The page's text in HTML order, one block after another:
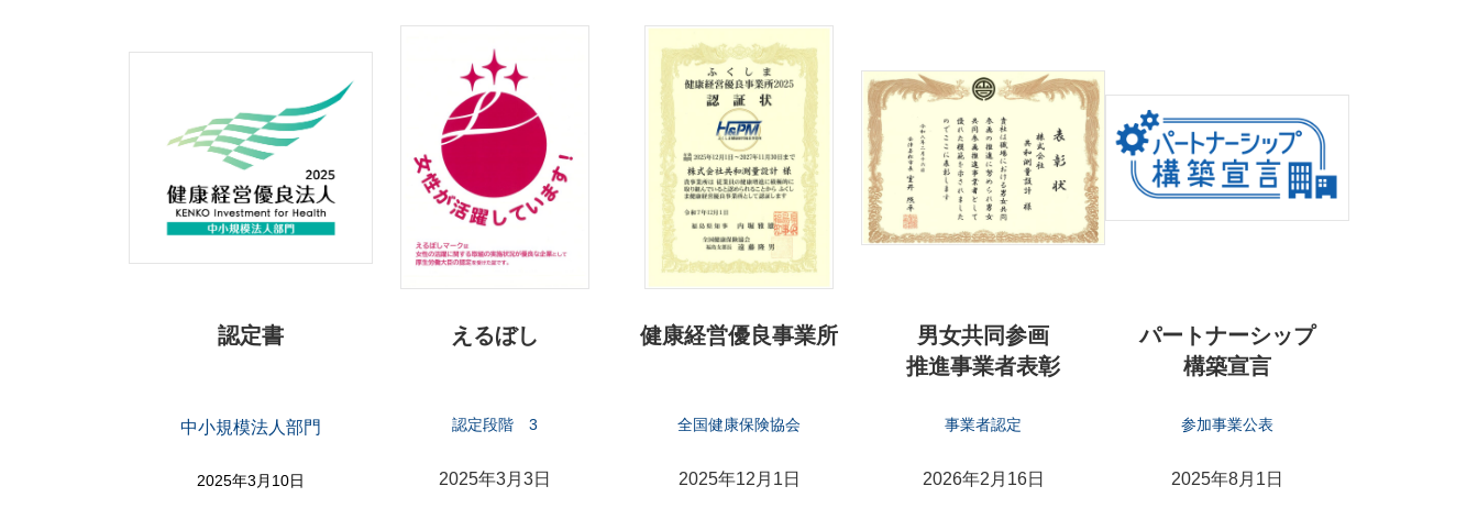
認定書
中小規模法人部門
2025年3月10日
えるぼし
認定段階 3
2025年3月3日
健康経営優良事業所
全国健康保険協会
2025年12月1日
男女共同参画
推進事業者表彰
事業者認定
2026年2月16日
パートナーシップ
構築宣言
参加事業公表
2025年8月1日